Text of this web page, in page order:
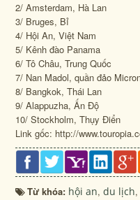
2/ Amsterdam, Hà Lan
3/ Bruges, Bỉ
4/ Hội An, Việt Nam
5/ Kênh đào Panama
6/ Tô Châu, Trung Quốc
7/ Nan Madol, quần đảo
8/ Bangkok, Thái Lan
9/ Alappuzha, Ấn Độ
10/ Stockholm, Thụy Điển
Link gốc: http://
Từ khóa: hội an,du lịch